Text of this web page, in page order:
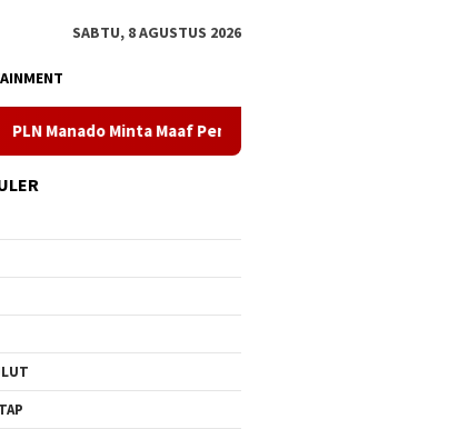
SABTU, 8 AGUSTUS 2026
Maaf Pemadaman Bergilir di Pulau Bunaken, Minggu Dua